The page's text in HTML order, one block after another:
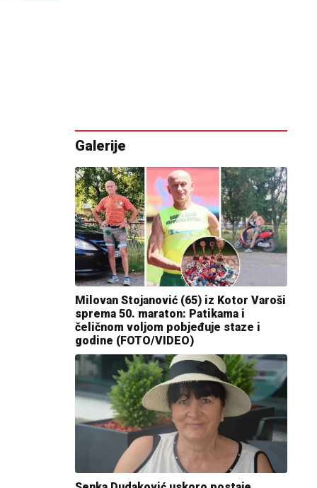
Galerije
Milovan Stojanović (65) iz Kotor Varoši
sprema 50. maraton: Patikama i
čeličnom voljom pobjeđuje staze i
godine (FOTO/VIDEO)